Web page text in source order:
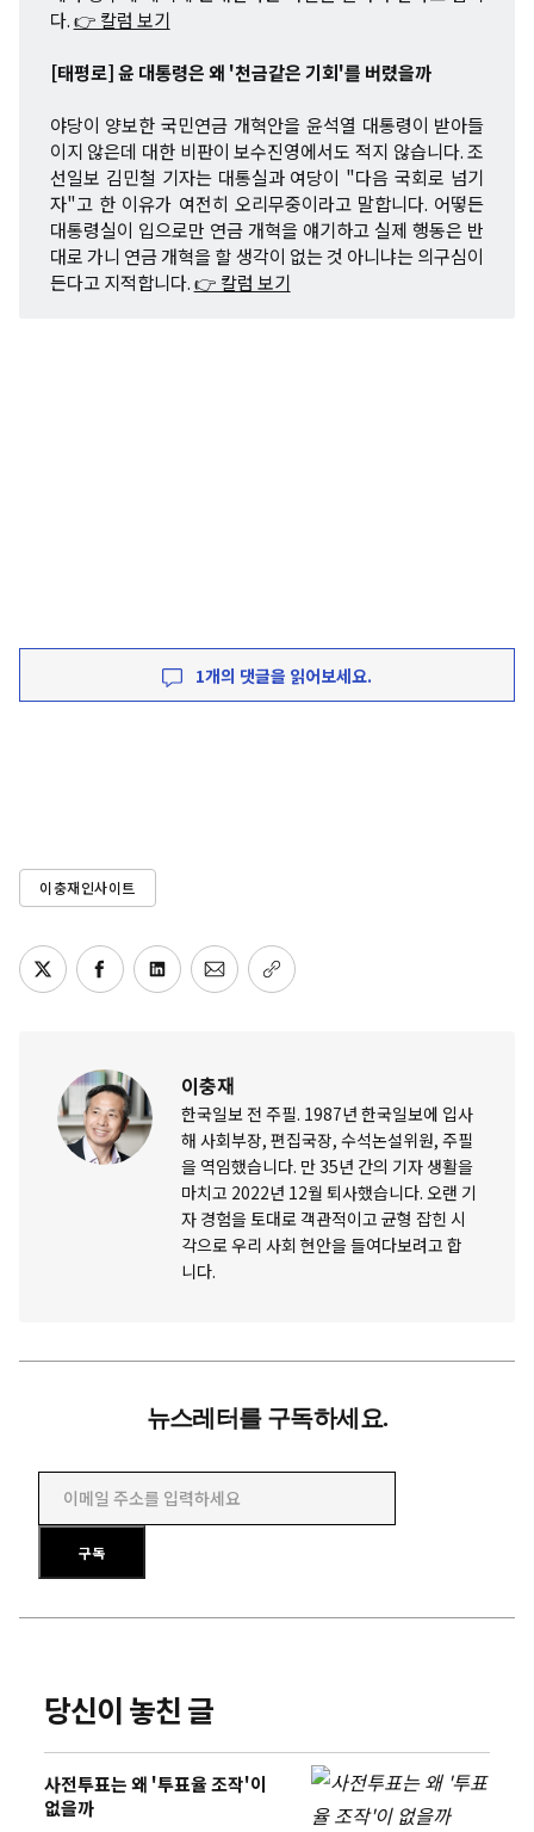
다.👉 칼럼 보기
[태평로] 윤 대통령은 왜 '천금같은 기회'를 버렸을까
야당이 양보한 국민연금 개혁안을 윤석열 대통령이 받아들
이지 않은데 대한 비판이 보수진영에서도 적지 않습니다. 조
선일보 김민철 기자는 대통실과 여당이 "다음 국회로 넘기
자"고 한 이유가 여전히 오리무중이라고 말합니다. 어떻든
대통령실이 입으로만 연금 개혁을 얘기하고 실제 행동은 반
대로 가니 연금 개혁을 할 생각이 없는 것 아니냐는 의구심이
든다고 지적합니다.👉 칼럼 보기
1개의 댓글을 읽어보세요.
이충재인사이트
이충재
한국일보 전 주필. 1987년 한국일보에 입사
해 사회부장, 편집국장, 수석논설위원, 주필
을 역임했습니다. 만 35년 간의 기자 생활을
마치고 2022년 12월 퇴사했습니다. 오랜 기
자 경험을 토대로 객관적이고 균형 잡힌 시
각으로 우리 사회 현안을 들여다보려고 합
니다.
뉴스레터를 구독하세요.
이메일 주소를 입력하세요
구독
당신이 놓친 글
사전투표는 왜 '투표율 조작'이
없을까